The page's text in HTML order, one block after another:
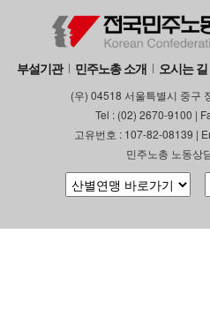
부설기관 민주노총 소개 오시는 길
(우) 04518 서울특별시 중구
Tel : (02) 2670-9100 |
고유번호 : 107-82-08139 |
민주노총 노동상